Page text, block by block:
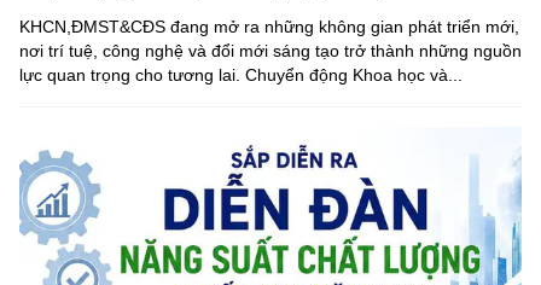
KHCN,ĐMST&CĐS đang mở ra những không gian phát triển mới,
nơi trí tuệ, công nghệ và đổi mới sáng tạo trở thành những nguồn
lực quan trọng cho tương lai. Chuyển động Khoa học và...